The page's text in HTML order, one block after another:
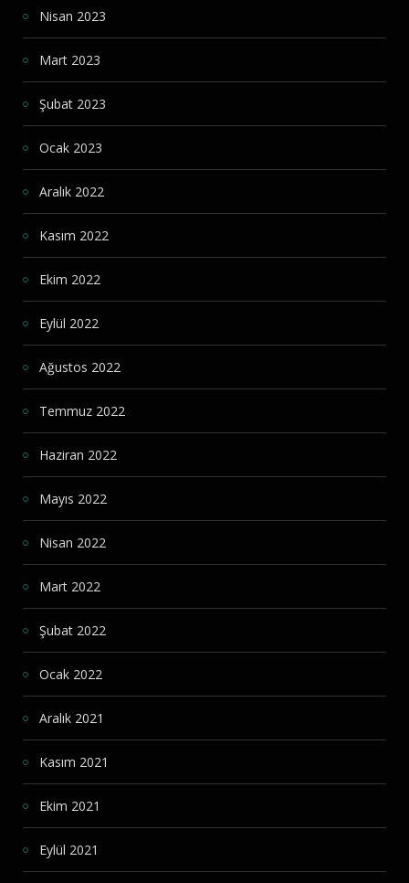
Nisan 2023
Mart 2023
Şubat 2023
Ocak 2023
Aralık 2022
Kasım 2022
Ekim 2022
Eylül 2022
Ağustos 2022
Temmuz 2022
Haziran 2022
Mayıs 2022
Nisan 2022
Mart 2022
Şubat 2022
Ocak 2022
Aralık 2021
Kasım 2021
Ekim 2021
Eylül 2021